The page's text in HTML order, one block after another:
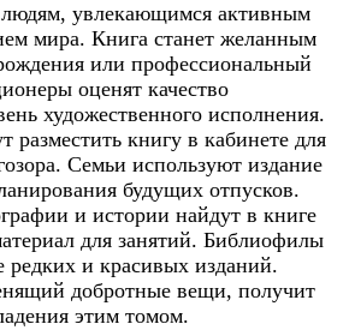
увлекающимся активным
мира. Книга станет желанным
или профессиональный
оценят качество
художественного исполнения.
разместить книгу в кабинете для
Семьи используют издание
будущих отпусков.
и истории найдут в книге
для занятий. Библиофилы
редких и красивых изданий.
добротные вещи, получит
этим томом.